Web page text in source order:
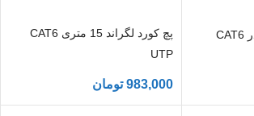
سوکت شبکه میان گذر CAT6
پچ کورد لگراند 15 متری CAT6
UTP
983,000 تومان